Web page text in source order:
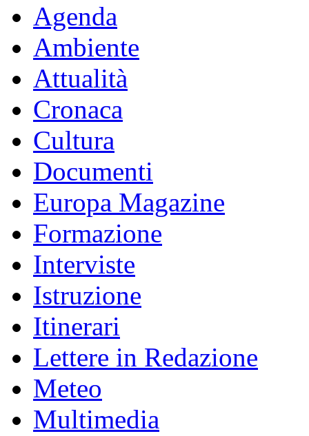
Agenda
Ambiente
Attualità
Cronaca
Cultura
Documenti
Europa Magazine
Formazione
Interviste
Istruzione
Itinerari
Lettere in Redazione
Meteo
Multimedia